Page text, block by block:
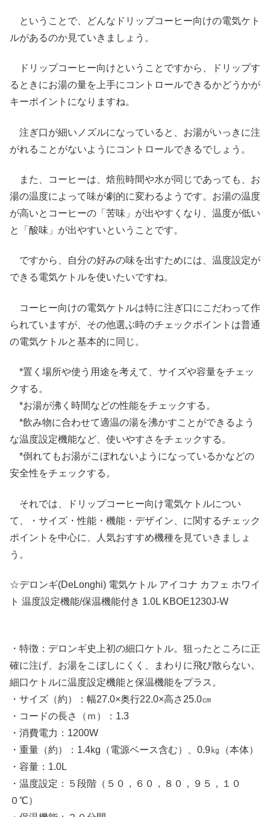
ということで、どんなドリップコーヒー向けの電気ケト
ルがあるのか見ていきましょう。
ドリップコーヒー向けということですから、ドリップす
るときにお湯の量を上手にコントロールできるかどうかが
キーポイントになりますね。
注ぎ口が細いノズルになっていると、お湯がいっきに注
がれることがないようにコントロールできるでしょう。
また、コーヒーは、焙煎時間や水が同じであっても、お
湯の温度によって味が劇的に変わるようです。お湯の温度
が高いとコーヒーの「苦味」が出やすくなり、温度が低い
と「酸味」が出やすいということです。
ですから、自分の好みの味を出すためには、温度設定が
できる電気ケトルを使いたいですね。
コーヒー向けの電気ケトルは特に注ぎ口にこだわって作
られていますが、その他選ぶ時のチェックポイントは普通
の電気ケトルと基本的に同じ。
*置く場所や使う用途を考えて、サイズや容量をチェッ
クする。
*お湯が沸く時間などの性能をチェックする。
*飲み物に合わせて適温の湯を沸かすことができるよう
な温度設定機能など、使いやすさをチェックする。
*倒れてもお湯がこぼれないようになっているかなどの
安全性をチェックする。
それでは、ドリップコーヒー向け電気ケトルについ
て、・サイズ・性能・機能・デザイン、に関するチェック
ポイントを中心に、人気おすすめ機種を見ていきましょ
う。
☆デロンギ(DeLonghi) 電気ケトル アイコナ カフェ ホワイ
ト 温度設定機能/保温機能付き 1.0L KBOE1230J-W
・特徴：デロンギ史上初の細口ケトル。狙ったところに正
確に注げ、お湯をこぼしにくく、まわりに飛び散らない。
細口ケトルに温度設定機能と保温機能をプラス。
・サイズ（約）：幅27.0×奥行22.0×高さ25.0㎝
・コードの長さ（ｍ）：1.3
・消費電力：1200W
・重量（約）：1.4kg（電源ベース含む）、0.9㎏（本体）
・容量：1.0L
・温度設定：５段階（５０，６０，８０，９５，１０
０℃）